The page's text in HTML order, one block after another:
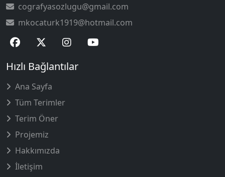
cografyasozlugu@gmail.com
mkocaturk1919@hotmail.com
Hızlı Bağlantılar
Ana Sayfa
Tüm Terimler
Terim Öner
Projemiz
Hakkımızda
İletişim